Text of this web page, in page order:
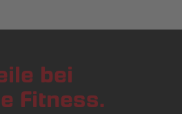
bei
Fitness.